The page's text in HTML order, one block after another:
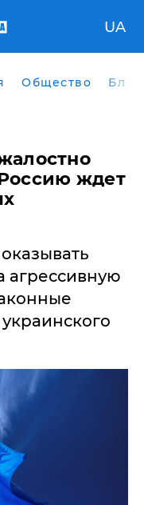
UA
Общество
ждет
агрессивную